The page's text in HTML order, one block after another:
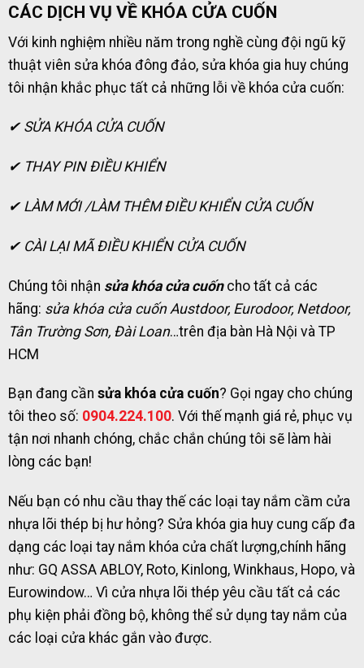
CÁC DỊCH VỤ VỀ KHÓA CỬA CUỐN
Với kinh nghiệm nhiều năm trong nghề cùng đội ngũ kỹ
thuật viên sửa khóa đông đảo, sửa khóa gia huy chúng
tôi nhận khắc phục tất cả những lỗi về khóa cửa cuốn:
✔ SỬA KHÓA CỬA CUỐN
✔ THAY PIN ĐIỀU KHIỂN
✔ LÀM MỚI /LÀM THÊM ĐIỀU KHIỂN CỬA CUỐN
✔ CÀI LẠI MÃ ĐIỀU KHIỂN CỬA CUỐN
Chúng tôi nhận sửa khóa cửa cuốn cho tất cả các
hãng: sửa khóa cửa cuốn Austdoor, Eurodoor, Netdoor,
Tân Trường Sơn, Đài Loan…trên địa bàn Hà Nội và TP
HCM
Bạn đang cần sửa khóa cửa cuốn? Gọi ngay cho chúng
tôi theo số: 0904.224.100. Với thế mạnh giá rẻ, phục vụ
tận nơi nhanh chóng, chắc chắn chúng tôi sẽ làm hài
lòng các bạn!
Nếu bạn có nhu cầu thay thế các loại tay nắm cầm cửa
nhựa lõi thép bị hư hỏng? Sửa khóa gia huy cung cấp đa
dạng các loại tay nắm khóa cửa chất lượng,chính hãng
như: GQ ASSA ABLOY, Roto, Kinlong, Winkhaus, Hopo, và
Eurowindow… Vì cửa nhựa lõi thép yêu cầu tất cả các
phụ kiện phải đồng bộ, không thể sử dụng tay nắm của
các loại cửa khác gắn vào được.